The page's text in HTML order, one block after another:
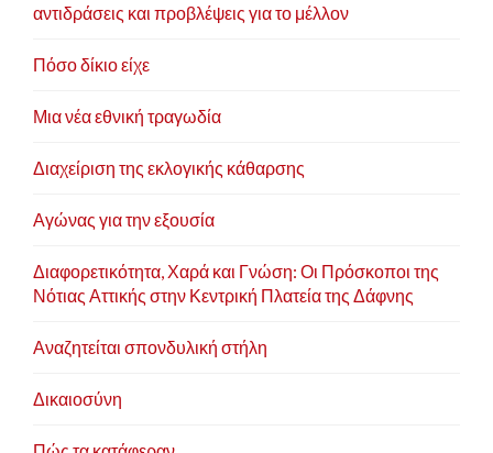
αντιδράσεις και προβλέψεις για το μέλλον
Πόσο δίκιο είχε
Μια νέα εθνική τραγωδία
Διαχείριση της εκλογικής κάθαρσης
Αγώνας για την εξουσία
Διαφορετικότητα, Χαρά και Γνώση: Οι Πρόσκοποι της
Νότιας Αττικής στην Κεντρική Πλατεία της Δάφνης
Αναζητείται σπονδυλική στήλη
Δικαιοσύνη